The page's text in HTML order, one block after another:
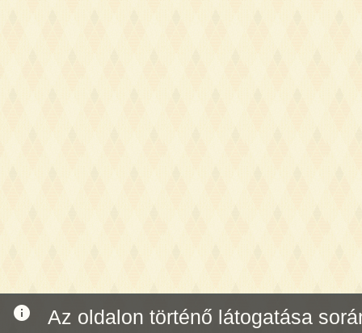
info Az oldalon történő látogatása